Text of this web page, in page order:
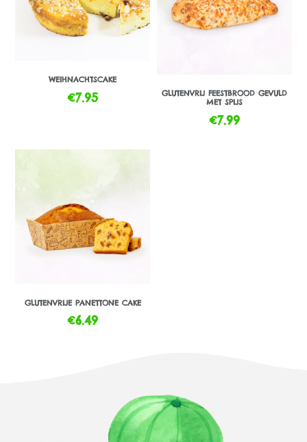
WEIHNACHTSCAKE
€7.95
GLUTENVRIJ FEESTBROOD GEVULD
MET SPIJS
€7.99
GLUTENVRIJE PANETTONE CAKE
€6.49